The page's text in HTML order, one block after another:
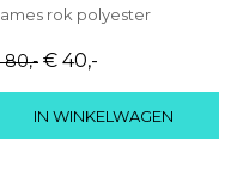
rok polyester
80,- € 40,-
IN WINKELWAGEN